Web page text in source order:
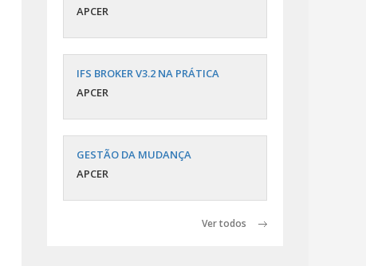
APCER
IFS BROKER V3.2 NA PRÁTICA
APCER
GESTÃO DA MUDANÇA
APCER
Ver todos